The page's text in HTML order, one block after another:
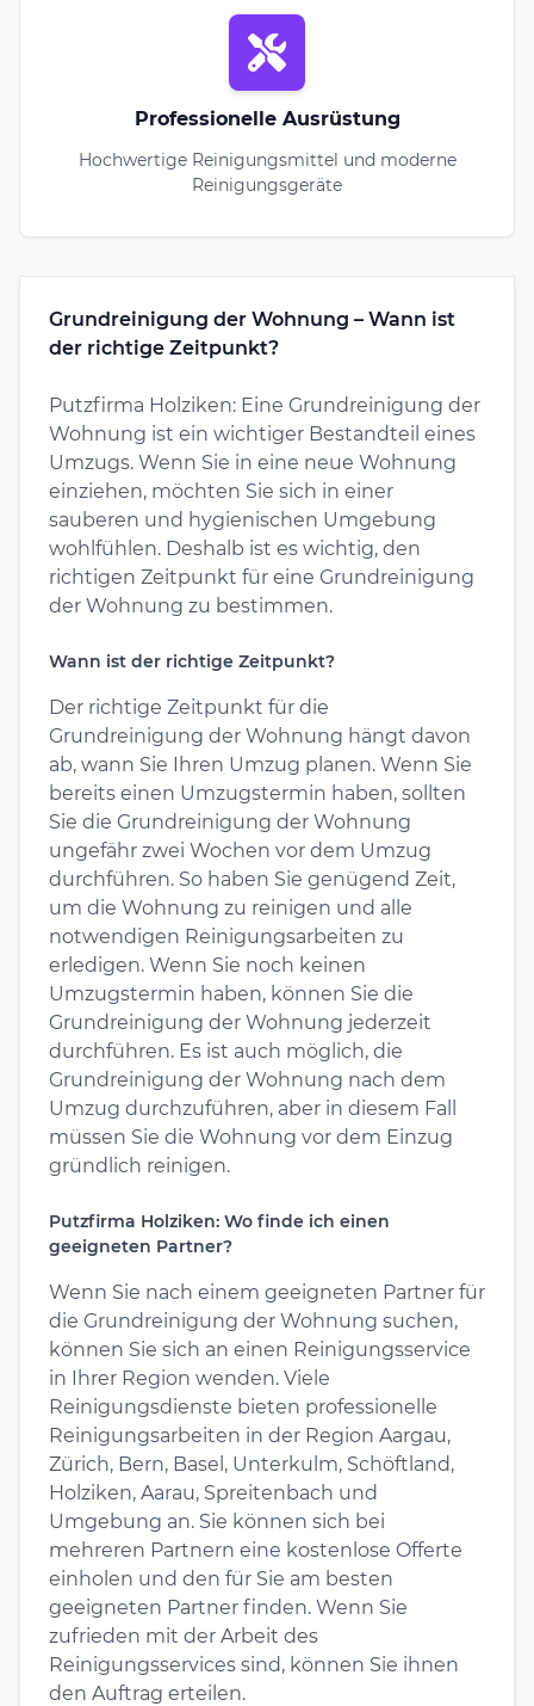
Professionelle Ausrüstung
Hochwertige Reinigungsmittel und moderne
Reinigungsgeräte
Grundreinigung der Wohnung – Wann ist
der richtige Zeitpunkt?
Putzfirma Holziken: Eine Grundreinigung der
Wohnung ist ein wichtiger Bestandteil eines
Umzugs. Wenn Sie in eine neue Wohnung
einziehen, möchten Sie sich in einer
sauberen und hygienischen Umgebung
wohlfühlen. Deshalb ist es wichtig, den
richtigen Zeitpunkt für eine Grundreinigung
der Wohnung zu bestimmen.
Wann ist der richtige Zeitpunkt?
Der richtige Zeitpunkt für die
Grundreinigung der Wohnung hängt davon
ab, wann Sie Ihren Umzug planen. Wenn Sie
bereits einen Umzugstermin haben, sollten
Sie die Grundreinigung der Wohnung
ungefähr zwei Wochen vor dem Umzug
durchführen. So haben Sie genügend Zeit,
um die Wohnung zu reinigen und alle
notwendigen Reinigungsarbeiten zu
erledigen. Wenn Sie noch keinen
Umzugstermin haben, können Sie die
Grundreinigung der Wohnung jederzeit
durchführen. Es ist auch möglich, die
Grundreinigung der Wohnung nach dem
Umzug durchzuführen, aber in diesem Fall
müssen Sie die Wohnung vor dem Einzug
gründlich reinigen.
Putzfirma Holziken: Wo finde ich einen
geeigneten Partner?
Wenn Sie nach einem geeigneten Partner für
die Grundreinigung der Wohnung suchen,
können Sie sich an einen Reinigungsservice
in Ihrer Region wenden. Viele
Reinigungsdienste bieten professionelle
Reinigungsarbeiten in der Region Aargau,
Zürich, Bern, Basel, Unterkulm, Schöftland,
Holziken, Aarau, Spreitenbach und
Umgebung an. Sie können sich bei
mehreren Partnern eine kostenlose Offerte
einholen und den für Sie am besten
geeigneten Partner finden. Wenn Sie
zufrieden mit der Arbeit des
Reinigungsservices sind, können Sie ihnen
den Auftrag erteilen.